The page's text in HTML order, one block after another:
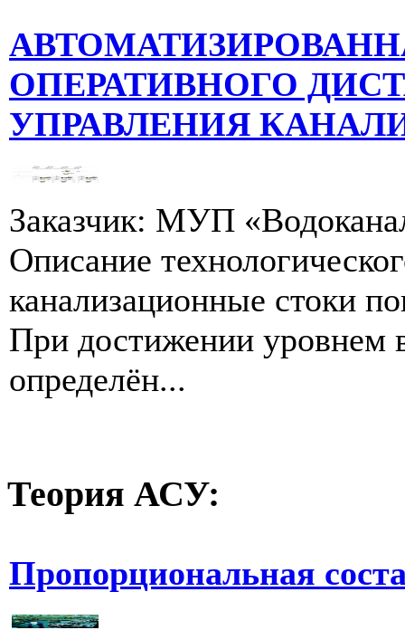
ОПЕРАТИВНОГО
УПРАВЛЕНИЯ
Заказчик: МУП
Описание
канализационные стоки
При достижении уровнем
определён...
Теория АСУ:
Пропорциональная